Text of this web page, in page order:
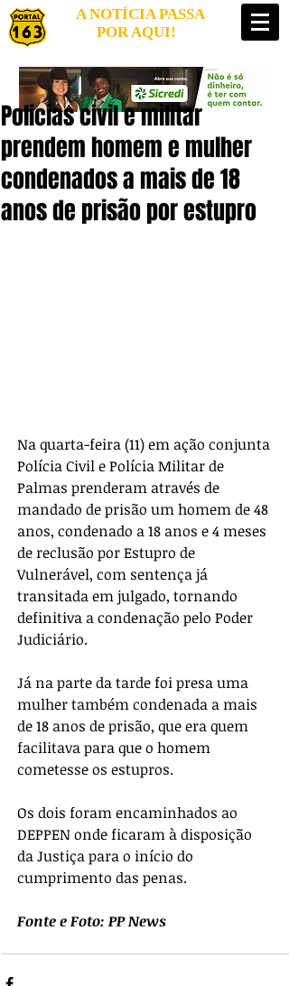
A NOTÍCIA PASSA
POR AQUI!
Policias civil e militar
prendem homem e mulher
condenados a mais de 18
anos de prisão por estupro
Na quarta-feira (11) em ação conjunta
Polícia Civil e Polícia Militar de
Palmas prenderam através de
mandado de prisão um homem de 48
anos, condenado a 18 anos e 4 meses
de reclusão por Estupro de
Vulnerável, com sentença já
transitada em julgado, tornando
definitiva a condenação pelo Poder
Judiciário.
Já na parte da tarde foi presa uma
mulher também condenada a mais
de 18 anos de prisão, que era quem
facilitava para que o homem
cometesse os estupros.
Os dois foram encaminhados ao
DEPPEN onde ficaram à disposição
da Justiça para o início do
cumprimento das penas.
Fonte e Foto: PP News